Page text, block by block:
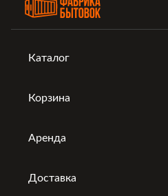
Каталог
Корзина
Аренда
Доставка